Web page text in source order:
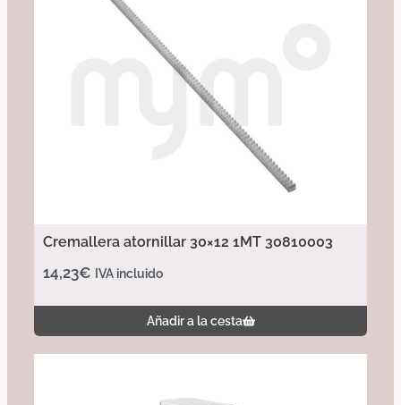
Cremallera atornillar 30×12 1MT 30810003
14,23€ IVA incluido
Añadir a la cesta